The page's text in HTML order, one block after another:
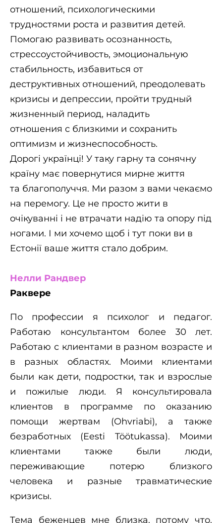
отношений, психологическими
трудностями роста и развития детей.
Помогаю развивать осознанность,
стрессоустойчивость, эмоциональную
стабильность, избавиться от
деструктивных отношений, преодолевать
кризисы и депрессии, пройти трудный
жизненный период, наладить
отношения с близкими и сохранить
оптимизм и жизнеспособность.
Дорогі українці! У таку гарну та сонячну
країну має повернутися мирне життя
та благополуччя. Ми разом з вами чекаємо
на перемогу. Це не просто жити в
очікуванні і не втрачати надію та опору під
ногами. І ми хочемо щоб і тут поки ви в
Естонії ваше життя стало добрим.
Нелли Рандвер
Раквере
По профессии я психолог и педагог.
Работаю консультантом более 30 лет.
Работаю с клиентами в разном возрасте и
в разных областях. Моими клиентами
были как дети, подростки, так и взрослые
и пожилые люди. Я консультировала
клиентов в программе по оказанию
помощи жертвам (Ohvriabi), а также
безработных (Eesti Töötukassa). Моими
клиентами также были люди,
переживающие потерю близкого
человека и разные травматические
кризисы.
Тема беженцев мне близка, потому что,